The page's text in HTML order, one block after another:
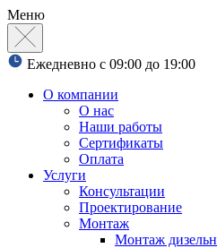
Меню
Ежедневно с 09:00 до 19:00
О компании
О нас
Наши работы
Сертификаты
Оплата
Услуги
Консультации
Проектирование
Монтаж
Монтаж